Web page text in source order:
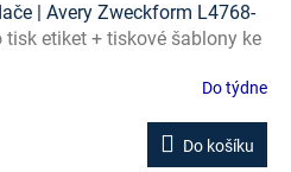
| Avery Zweckform L4768-
etiket + tiskové šablony ke
Do týdne
Do košíku